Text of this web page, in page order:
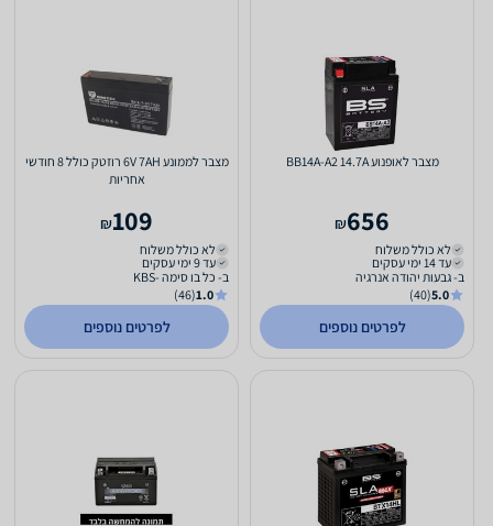
מצבר לאופנוע BB14A-A2 14.7A
656
₪
לא כולל משלוח
עד 14 ימי עסקים
ב- גבעות יהודה אנרגיה
5.0
(40)
לפרטים נוספים
מצבר לממונע 6V 7AH רוזטק כולל 8 חודשי
אחריות
109
₪
לא כולל משלוח
עד 9 ימי עסקים
ב- כל בו סימה -KBS
1.0
(46)
לפרטים נוספים